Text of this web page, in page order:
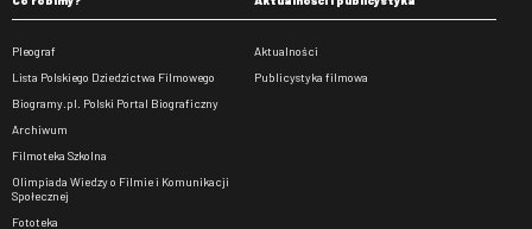
Pleograf
Lista Polskiego Dziedzictwa Filmowego
Biogramy.pl. Polski Portal Biograficzny
Archiwum
Filmoteka Szkolna
Olimpiada Wiedzy o Filmie i Komunikacji
Społecznej
Fototeka
Aktualności
Publicystyka filmowa